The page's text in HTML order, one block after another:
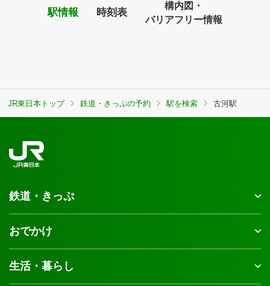
駅情報 時刻表
構内図・
バリアフリー情報
JR東日本トップ 鉄道・きっぷの予約 駅を検索 古河駅
鉄道・きっぷ
おでかけ
生活・暮らし